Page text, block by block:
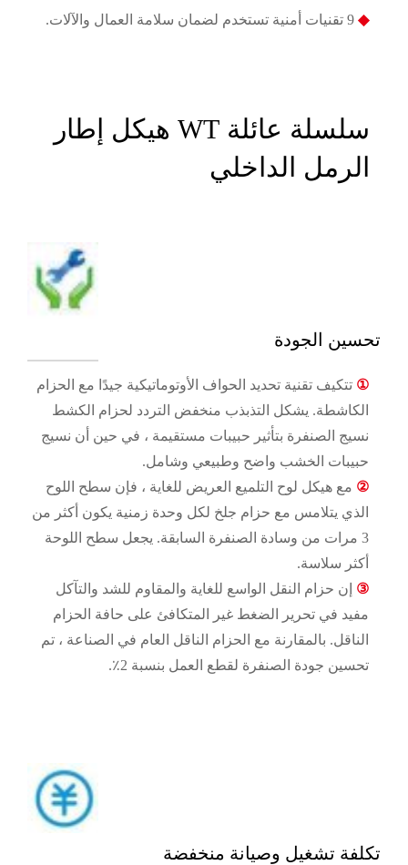
◆ 9 تقنيات أمنية تستخدم لضمان سلامة العمال والآلات.
سلسلة عائلة WT هيكل إطار
الرمل الداخلي
تحسين الجودة
① تتكيف تقنية تحديد الحواف الأوتوماتيكية جيدًا مع الحزام
الكاشطة. يشكل التذبذب منخفض التردد لحزام الكشط
نسيج الصنفرة بتأثير حبيبات مستقيمة ، في حين أن نسيج
حبيبات الخشب واضح وطبيعي وشامل.
② مع هيكل لوح التلميع العريض للغاية ، فإن سطح اللوح
الذي يتلامس مع حزام جلخ لكل وحدة زمنية يكون أكثر من
3 مرات من وسادة الصنفرة السابقة. يجعل سطح اللوحة
أكثر سلاسة.
③ إن حزام النقل الواسع للغاية والمقاوم للشد والتآكل
مفيد في تحرير الضغط غير المتكافئ على حافة الحزام
الناقل. بالمقارنة مع الحزام الناقل العام في الصناعة ، تم
تحسين جودة الصنفرة لقطع العمل بنسبة 2٪.
تكلفة تشغيل وصيانة منخفضة